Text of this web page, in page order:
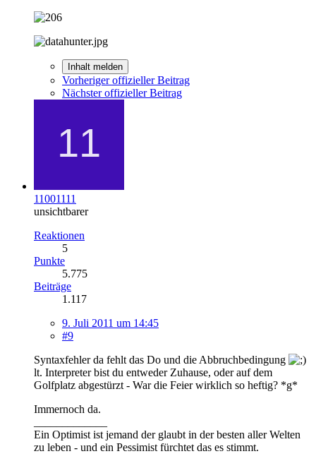
Inhalt melden
Vorheriger offizieller Beitrag
Nächster offizieller Beitrag
11001111
unsichtbarer
Reaktionen
5
Punkte
5.775
Beiträge
1.117
9. Juli 2011 um 14:45
#9
Syntaxfehler da fehlt das Do und die Abbruchbedingung
lt. Interpreter bist du entweder Zuhause, oder auf dem
Golfplatz abgestürzt - War die Feier wirklich so heftig? *g*
Immernoch da.
Ein Optimist ist jemand der glaubt in der besten aller Welten
zu leben - und ein Pessimist fürchtet das es stimmt.